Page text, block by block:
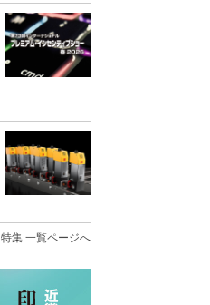
特集 一覧ページへ